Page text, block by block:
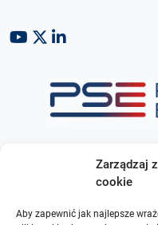
Zarządzaj
cookie
Aby zapewnić jak najlepsze